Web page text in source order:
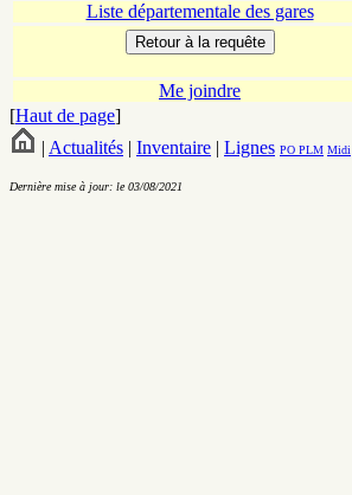
Liste départementale des gares
Me joindre
[Haut de page]
| Actualités | Inventaire | Lignes PO PLM Midi
Dernière mise à jour: le 03/08/2021